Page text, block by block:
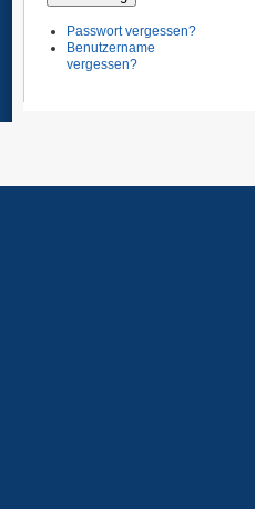
Passwort vergessen?
Benutzername
vergessen?